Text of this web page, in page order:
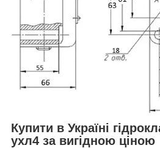
Купити в Україні
ухл4 за вигідною ціною